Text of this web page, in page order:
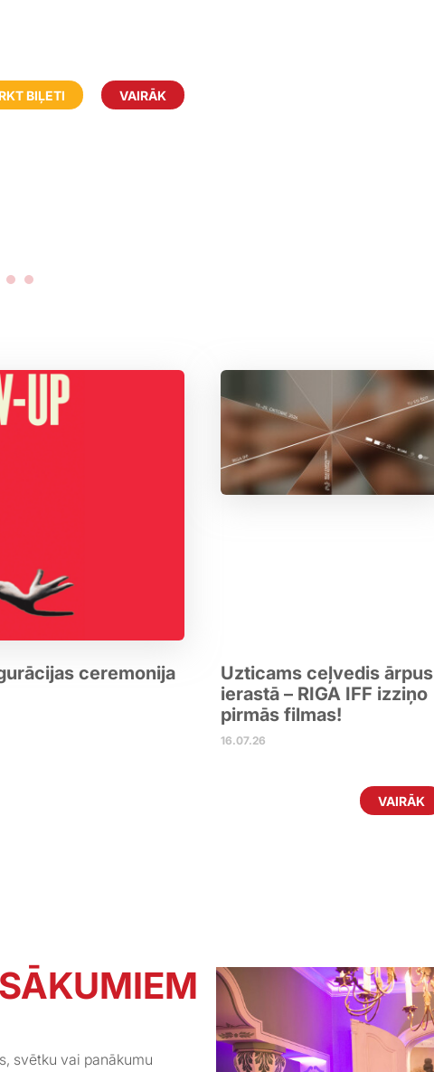
BIĻETI VAIRĀK
ceremonija
Uzticams ceļvedis ārpus
ierastā – RIGA IFF izziņo
pirmās filmas!
16.07.26
VAIRĀK
svētku vai panākumu